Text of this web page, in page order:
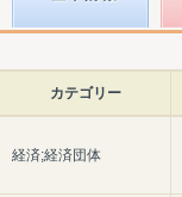
カテゴリー
経済;経済団体